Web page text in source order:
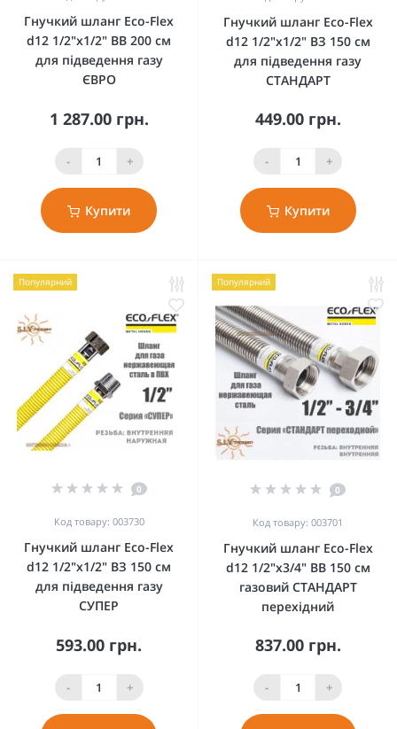
Гнучкий шланг Eco-Flex
d12 1/2"х1/2" ВВ 200 см
для підведення газу
ЄВРО
1 287.00 грн.
- +
Купити
Гнучкий шланг Eco-Flex
d12 1/2"х1/2" ВЗ 150 см
для підведення газу
СТАНДАРТ
449.00 грн.
- +
Купити
Популярний
0
Код товару: 003730
Гнучкий шланг Eco-Flex
d12 1/2"х1/2" ВЗ 150 см
для підведення газу
СУПЕР
593.00 грн.
- +
Популярний
0
Код товару: 003701
Гнучкий шланг Eco-Flex
d12 1/2"х3/4" ВВ 150 см
газовий СТАНДАРТ
перехідний
837.00 грн.
- +